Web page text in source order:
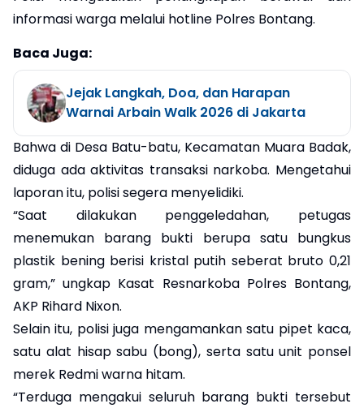
informasi warga melalui hotline Polres Bontang.
Baca Juga:
Jejak Langkah, Doa, dan Harapan
Warnai Arbain Walk 2026 di Jakarta
Bahwa di Desa Batu-batu, Kecamatan Muara Badak,
diduga ada aktivitas transaksi narkoba. Mengetahui
laporan itu, polisi segera menyelidiki.
“Saat dilakukan penggeledahan, petugas
menemukan barang bukti berupa satu bungkus
plastik bening berisi kristal putih seberat bruto 0,21
gram,” ungkap Kasat Resnarkoba Polres Bontang,
AKP Rihard Nixon.
Selain itu, polisi juga mengamankan satu pipet kaca,
satu alat hisap sabu (bong), serta satu unit ponsel
merek Redmi warna hitam.
“Terduga mengakui seluruh barang bukti tersebut